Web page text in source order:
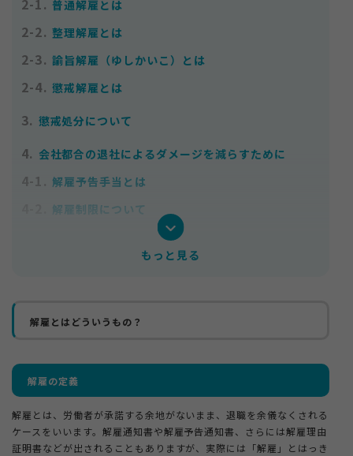
お知らせ
プライバシーポリシー
普通解雇とは
2-2. 整理解雇とは
2-3. 諭旨解雇（ゆしかいこ）とは
2-4. 懲戒解雇とは
3. 懲戒処分について
4. 会社都合の退社によるダメージを減らすために
4-1. 解雇予告手当とは
解雇制限について
もっと見る
解雇とはどういうもの？
解雇の定義
解雇とは、労働者が承諾する余地がないまま、退職を余儀なくされる
ケースをいいます。解雇通知書や解雇予告通知書、さらには解雇理由
証明書などが出されることもありますが、実際には「解雇」とはっき